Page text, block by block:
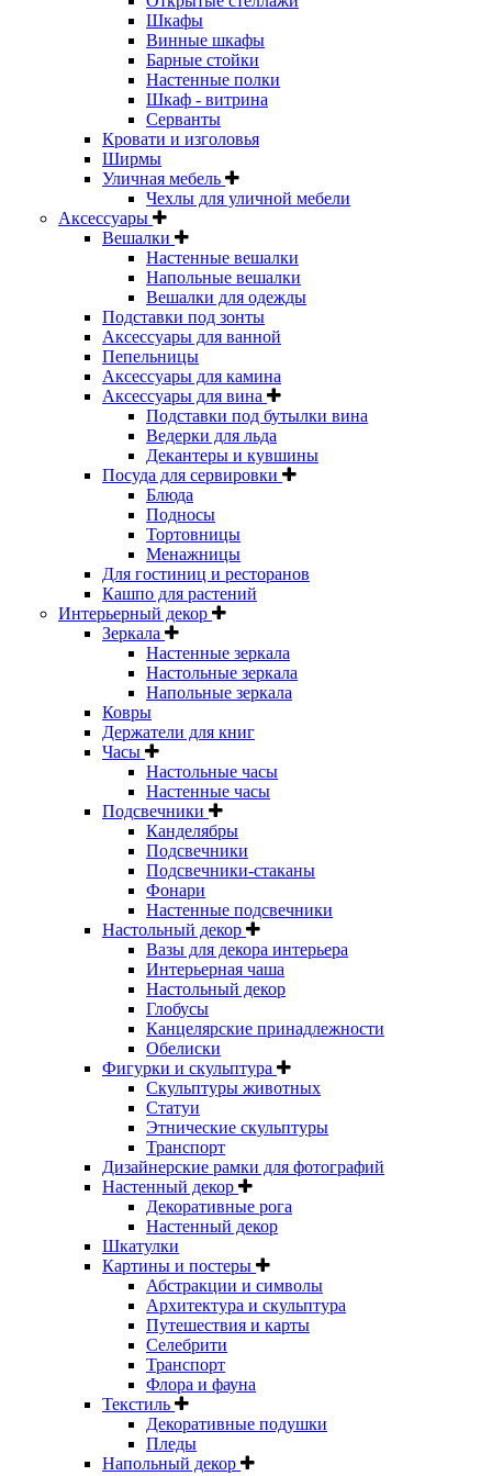
Шкафы
Винные шкафы
Барные стойки
Настенные полки
Шкаф - витрина
Серванты
Кровати и изголовья
Ширмы
Уличная мебель
Чехлы для уличной мебели
Аксессуары
Вешалки
Настенные вешалки
Напольные вешалки
Вешалки для одежды
Подставки под зонты
Аксессуары для ванной
Пепельницы
Аксессуары для камина
Аксессуары для вина
Подставки под бутылки вина
Ведерки для льда
Декантеры и кувшины
Посуда для сервировки
Блюда
Подносы
Тортовницы
Менажницы
Для гостиниц и ресторанов
Кашпо для растений
Интерьерный декор
Зеркала
Настенные зеркала
Настольные зеркала
Напольные зеркала
Ковры
Держатели для книг
Часы
Настольные часы
Настенные часы
Подсвечники
Канделябры
Подсвечники
Подсвечники-стаканы
Фонари
Настенные подсвечники
Настольный декор
Вазы для декора интерьера
Интерьерная чаша
Настольный декор
Глобусы
Канцелярские принадлежности
Обелиски
Фигурки и скульптура
Скульптуры животных
Статуи
Этнические скульптуры
Транспорт
Дизайнерские рамки для фотографий
Настенный декор
Декоративные рога
Настенный декор
Шкатулки
Картины и постеры
Абстракции и символы
Архитектура и скульптура
Путешествия и карты
Селебрити
Транспорт
Флора и фауна
Текстиль
Декоративные подушки
Пледы
Напольный декор